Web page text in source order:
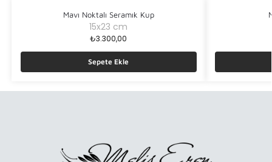
Mavı Noktalı Seramık Kup
15x23 cm
₺3.300,00
Sepete Ekle